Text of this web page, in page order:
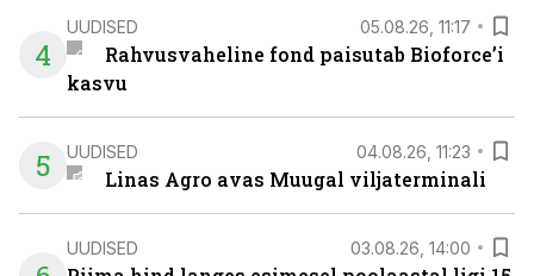
4
UUDISED 05.08.26, 11:17
Rahvusvaheline fond paisutab Bioforce’i
kasvu
5 UUDISED 04.08.26, 11:23
Linas Agro avas Muugal viljaterminali
UUDISED 03.08.26, 14:00